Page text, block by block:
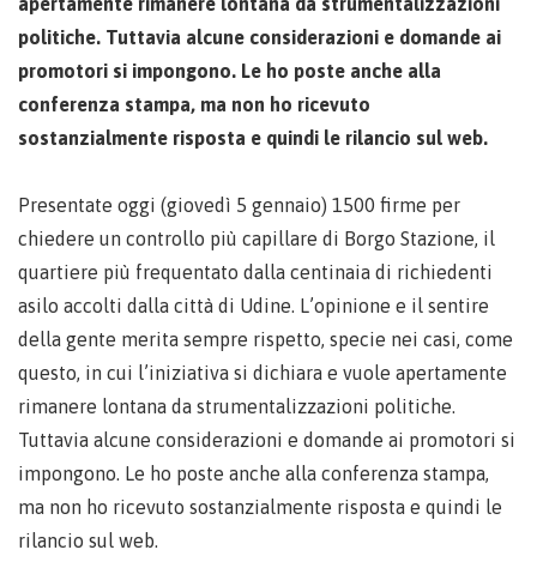
politiche. Tuttavia alcune considerazioni e domande ai
promotori si impongono. Le ho poste anche alla
conferenza stampa, ma non ho ricevuto
sostanzialmente risposta e quindi le rilancio sul web.
Presentate oggi (giovedì 5 gennaio) 1500 firme per
chiedere un controllo più capillare di Borgo Stazione, il
quartiere più frequentato dalla centinaia di richiedenti
asilo accolti dalla città di Udine. L’opinione e il sentire
della gente merita sempre rispetto, specie nei casi, come
questo, in cui l’iniziativa si dichiara e vuole apertamente
rimanere lontana da strumentalizzazioni politiche.
Tuttavia alcune considerazioni e domande ai promotori si
impongono. Le ho poste anche alla conferenza stampa,
ma non ho ricevuto sostanzialmente risposta e quindi le
rilancio sul web.